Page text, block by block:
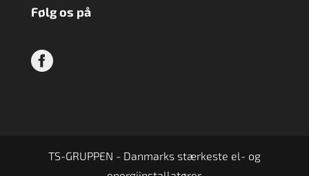
Følg os på
TS-GRUPPEN - Danmarks stærkeste el- og